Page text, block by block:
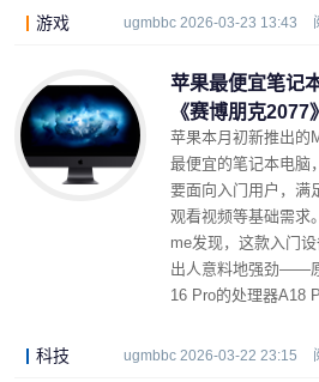
游戏 ugmbbc 2026-03-23 13:43
苹果最便宜笔记
《赛博朋克2077
苹果本月初新推出的
最便宜的笔记本电脑
要面向入门用户，满
观看视频等基础需求
me发现，这款入门
出人意料地强劲——
16 Pro的处理器A18
科技 ugmbbc 2026-03-22 23:15